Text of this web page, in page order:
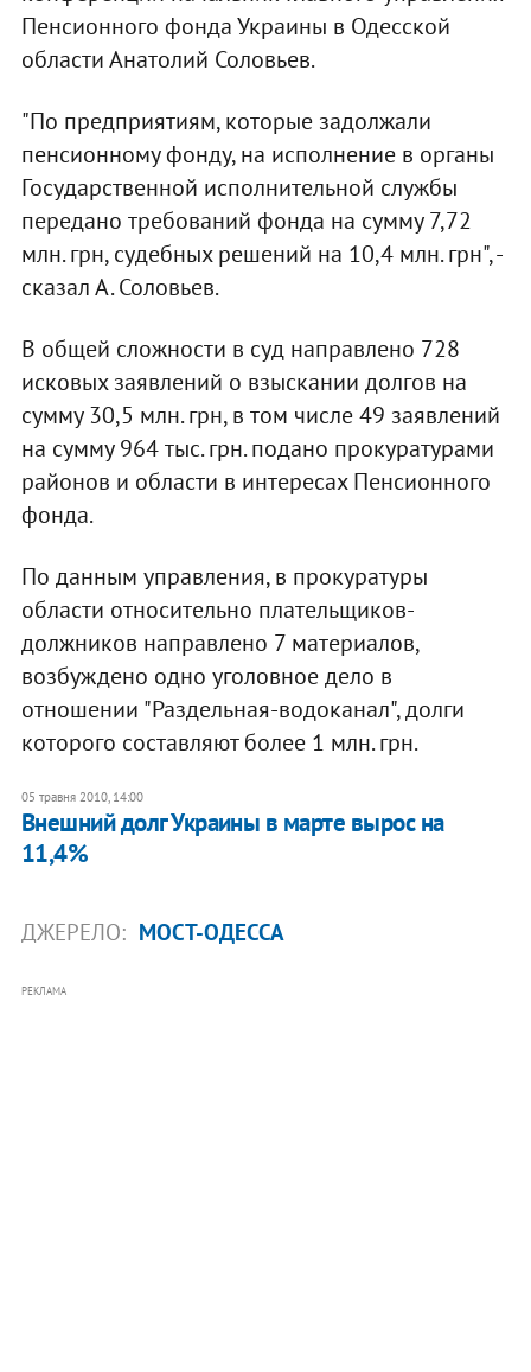
Пенсионного фонда Украины в Одесской
области Анатолий Соловьев.
"По предприятиям, которые задолжали
пенсионному фонду, на исполнение в органы
Государственной исполнительной службы
передано требований фонда на сумму 7,72
млн. грн, судебных решений на 10,4 млн. грн", -
сказал А. Соловьев.
В общей сложности в суд направлено 728
исковых заявлений о взыскании долгов на
сумму 30,5 млн. грн, в том числе 49 заявлений
на сумму 964 тыс. грн. подано прокуратурами
районов и области в интересах Пенсионного
фонда.
По данным управления, в прокуратуры
области относительно плательщиков-
должников направлено 7 материалов,
возбуждено одно уголовное дело в
отношении "Раздельная-водоканал", долги
которого составляют более 1 млн. грн.
05 травня 2010, 14:00
Внешний долг Украины в марте вырос на
11,4%
ДЖЕРЕЛО: МОСТ-ОДЕССА
РЕКЛАМА